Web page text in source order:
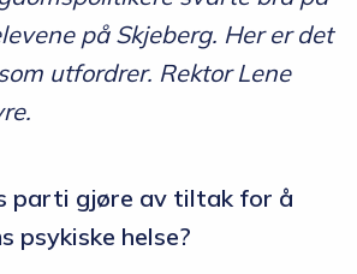
på Skjeberg. Her er det
utfordrer. Rektor Lene
parti gjøre av tiltak for å
psykiske helse?